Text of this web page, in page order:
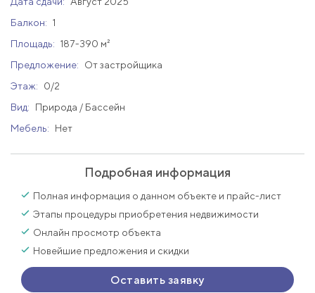
Балкон: 1
Площадь: 187-390 м²
Предложение:
От застройщика
Этаж:
0/2
Вид:
Природа / Бассейн
Мебель:
Нет
Подробная информация
Полная информация о данном объекте и прайс-лист
Этапы процедуры приобретения недвижимости
Онлайн просмотр объекта
Новейшие предложения и скидки
Оставить заявку